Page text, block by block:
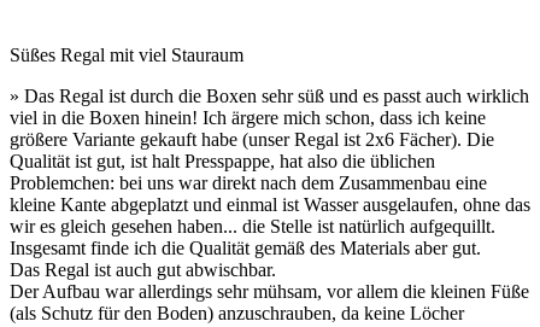
Süßes Regal mit viel Stauraum
» Das Regal ist durch die Boxen sehr süß und es passt auch wirklich
viel in die Boxen hinein! Ich ärgere mich schon, dass ich keine
größere Variante gekauft habe (unser Regal ist 2x6 Fächer). Die
Qualität ist gut, ist halt Presspappe, hat also die üblichen
Problemchen: bei uns war direkt nach dem Zusammenbau eine
kleine Kante abgeplatzt und einmal ist Wasser ausgelaufen, ohne das
wir es gleich gesehen haben... die Stelle ist natürlich aufgequillt.
Insgesamt finde ich die Qualität gemäß des Materials aber gut.
Das Regal ist auch gut abwischbar.
Der Aufbau war allerdings sehr mühsam, vor allem die kleinen Füße
(als Schutz für den Boden) anzuschrauben, da keine Löcher